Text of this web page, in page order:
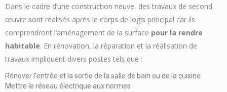
Dans le cadre d’une construction neuve, des travaux de second
œuvre sont réalisés après le corps de logis principal car ils
comprendront l’aménagement de la surface pour la rendre
habitable. En rénovation, la réparation et la réalisation de
travaux impliquent divers postes tels que :
Rénover l’entrée et la sortie de la salle de bain ou de la cuisine
Mettre le réseau électrique aux normes